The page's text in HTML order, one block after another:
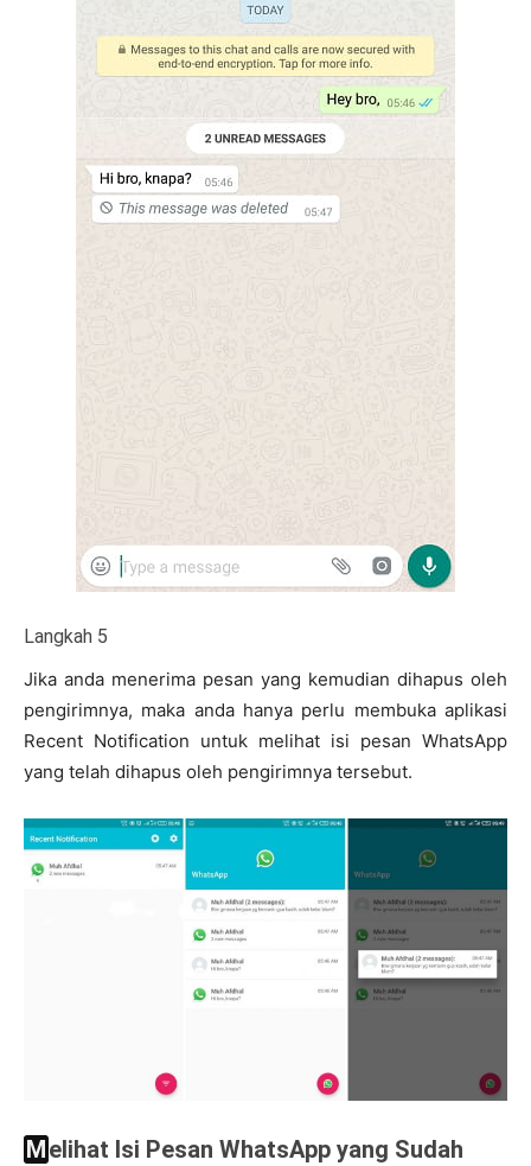
Langkah 5
Jika anda menerima pesan yang kemudian dihapus oleh
pengirimnya, maka anda hanya perlu membuka aplikasi
Recent Notification untuk melihat isi pesan WhatsApp
yang telah dihapus oleh pengirimnya tersebut.
Melihat Isi Pesan WhatsApp yang Sudah